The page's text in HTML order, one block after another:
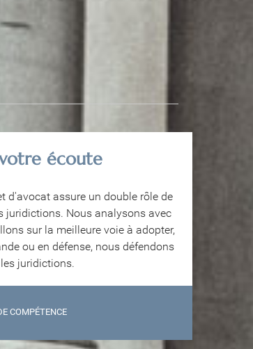
écoute
d'avocat assure un double rôle de
juridictions. Nous analysons avec
sur la meilleure voie à adopter,
ou en défense, nous défendons
juridictions.
COMPÉTENCE